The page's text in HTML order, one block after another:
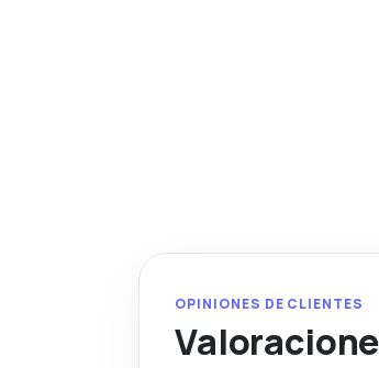
OPINIONES DE CLIENTES